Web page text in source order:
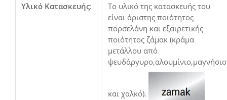
Υλικό Κατασκευής:
Το υλικό της κατασκευής του
είναι άριστης ποιότητος
πορσελάνη και εξαιρετικής
ποιότητος ζάμακ (κράμα
μετάλλου από
ψευδάργυρο,αλουμίνιο,μαγνήσιο
και χαλκό).